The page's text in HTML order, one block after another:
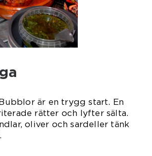
är en trygg start. En
rätter och lyfter sälta.
oliver och sardeller tänk